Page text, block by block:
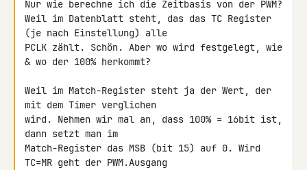
Nur wie berechne ich die Zeitbasis von der PWM?
Weil im Datenblatt steht, das das TC Register
(je nach Einstellung) alle
PCLK zählt. Schön. Aber wo wird festgelegt, wie
& wo der 100% herkommt?
Weil im Match-Register steht ja der Wert, der
mit dem Timer verglichen
wird. Nehmen wir mal an, dass 100% = 16bit ist,
dann setzt man im
Match-Register das MSB (bit 15) auf 0. Wird
TC=MR geht der PWM.Ausgang